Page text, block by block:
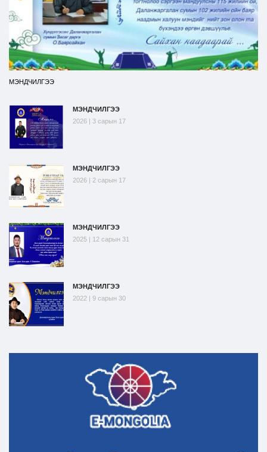
МЭНДЧИЛГЭЭ
МЭНДЧИЛГЭЭ
2026 | 3 сарын 17
МЭНДЧИЛГЭЭ
2026 | 2 сарын 17
МЭНДЧИЛГЭЭ
2025 | 12 сарын 31
МЭНДЧИЛГЭЭ
2022 | 9 сарын 30